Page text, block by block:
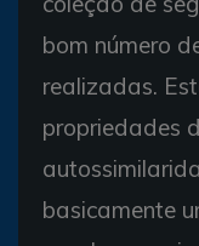
bom número
realizadas.
propriedades
basicamente